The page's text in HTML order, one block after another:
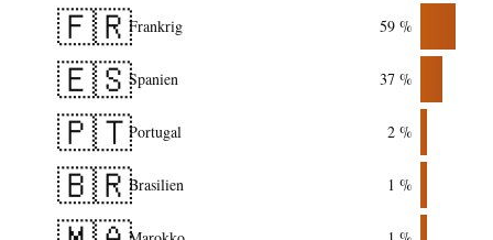
🇫🇷Frankrig 59 %
🇪🇸Spanien 37 %
🇵🇹Portugal 2 %
🇧🇷Brasilien 1 %